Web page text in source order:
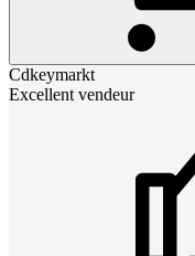
Cdkeymarkt
Excellent vendeur